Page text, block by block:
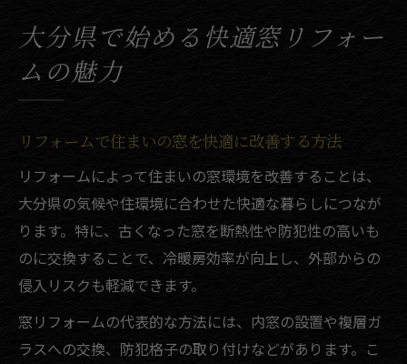
窓まわりリフォームのメリットと注意点
格子窓へのリフォームが防犯性を高める理由
リフォームによる格子窓の防犯性アップ事
格子窓設置で安全な住まいを実現するコツ
防犯重視のリフォームで家族を守る方法
住まいの防犯強化に最適なリフォーム術
断熱と結露対策も叶う窓まわりリフォーム術
リフォームで実現する断熱と結露軽減対策
格子窓リフォームが快適な室内環境へ導く
大分県で始める快適窓リフォー
ムの魅力
リフォームで住まいの窓を快適に改善する方法
リフォームによって住まいの窓環境を改善することは、
大分県の気候や住環境に合わせた快適な暮らしにつなが
ります。特に、古くなった窓を断熱性や防犯性の高いも
のに交換することで、冷暖房効率が向上し、外部からの
侵入リスクも軽減できます。
窓リフォームの代表的な方法には、内窓の設置や複層ガ
ラスへの交換、防犯格子の取り付けなどがあります。こ